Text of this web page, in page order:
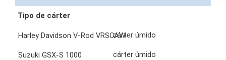
Tipo de cárter
cárter úmido
cárter úmido